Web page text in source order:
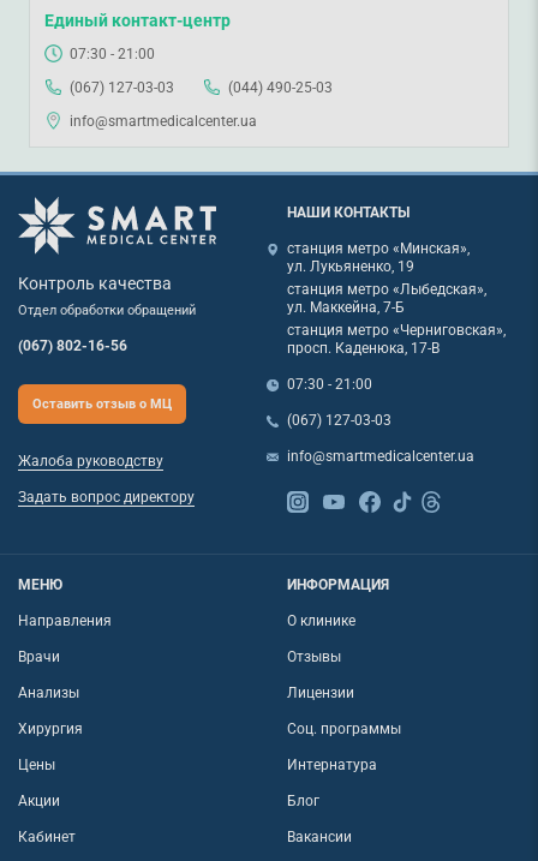
Единый контакт-центр
07:30 - 21:00
(067) 127-03-03
(044) 490-25-03
info@smartmedicalcenter.ua
Контроль качества
Отдел обработки обращений
(067) 802-16-56
Оставить отзыв о МЦ
Жалоба руководству
Задать вопрос директору
НАШИ КОНТАКТЫ
станция метро «Минская»,
ул. Лукьяненко, 19
станция метро «Лыбедская»,
ул. Маккейна, 7-Б
станция метро «Черниговская»,
просп. Каденюка, 17-В
07:30 - 21:00
(067) 127-03-03
info@smartmedicalcenter.ua
МЕНЮ
Направления
Врачи
Анализы
Хирургия
Цены
Акции
Кабинет
ИНФОРМАЦИЯ
О клинике
Отзывы
Лицензии
Соц. программы
Интернатура
Блог
Вакансии